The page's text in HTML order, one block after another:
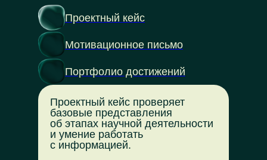
Проектный кейс
Мотивационное письмо
Портфолио достижений
Проектный кейс проверяет
базовые представления
об этапах научной деятельности
и умение работать
с информацией.